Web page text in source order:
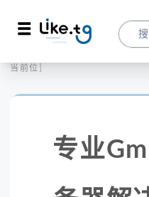
当前位置：
专业